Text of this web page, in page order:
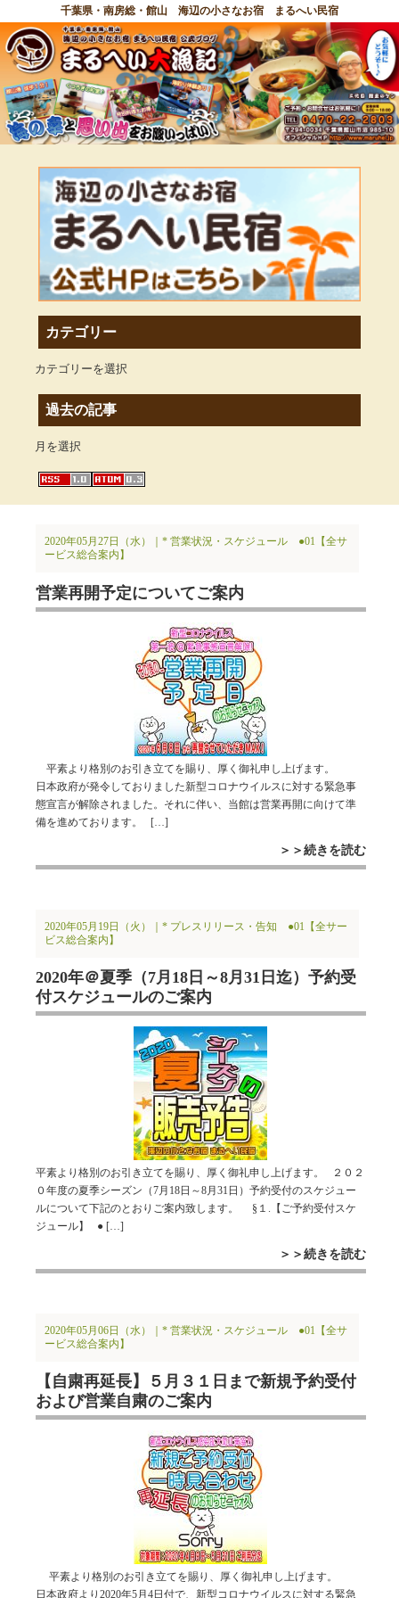
千葉県・南房総・館山 海辺の小さなお宿 まるへい民宿
カテゴリー
カテゴリーを選択
過去の記事
月を選択
2020年05月27日（水）｜* 営業状況・スケジュール
●01【全サ
ービス総合案内】
営業再開予定についてご案内
平素より格別のお引き立てを賜り、厚く御礼申し上げます。
日本政府が発令しておりました新型コロナウイルスに対する緊急事
態宣言が解除されました。それに伴い、当館は営業再開に向けて準
備を進めております。 […]
＞＞続きを読む
2020年05月19日（火）｜* プレスリリース・告知
●01【全サー
ビス総合案内】
2020年＠夏季（7月18日～8月31日迄）予約受
付スケジュールのご案内
平素より格別のお引き立てを賜り、厚く御礼申し上げます。 ２０２
０年度の夏季シーズン（7月18日～8月31日）予約受付のスケジュー
ルについて下記のとおりご案内致します。 §１.【ご予約受付スケ
ジュール】 ● […]
＞＞続きを読む
2020年05月06日（水）｜* 営業状況・スケジュール
●01【全サ
ービス総合案内】
【自粛再延長】５月３１日まで新規予約受付
および営業自粛のご案内
平素より格別のお引き立てを賜り、厚く御礼申し上げます。
日本政府より2020年5月4日付で、新型コロナウイルスに対する緊急